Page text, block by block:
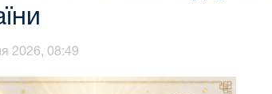
2026, 08:49